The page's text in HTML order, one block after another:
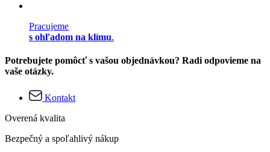
Pracujeme
s ohľadom na klímu.
Potrebujete pomôcť s vašou objednávkou? Radi odpovieme na
vaše otázky.
Kontakt
Overená kvalita
Bezpečný a spoľahlivý nákup